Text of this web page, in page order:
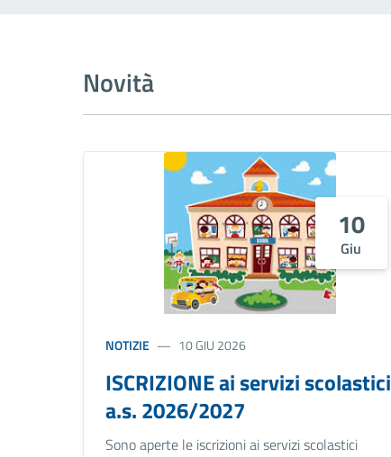
Novità
10
Giu
NOTIZIE 10 GIU 2026
ISCRIZIONE ai servizi scolastici
a.s. 2026/2027
Sono aperte le iscrizioni ai servizi scolastici